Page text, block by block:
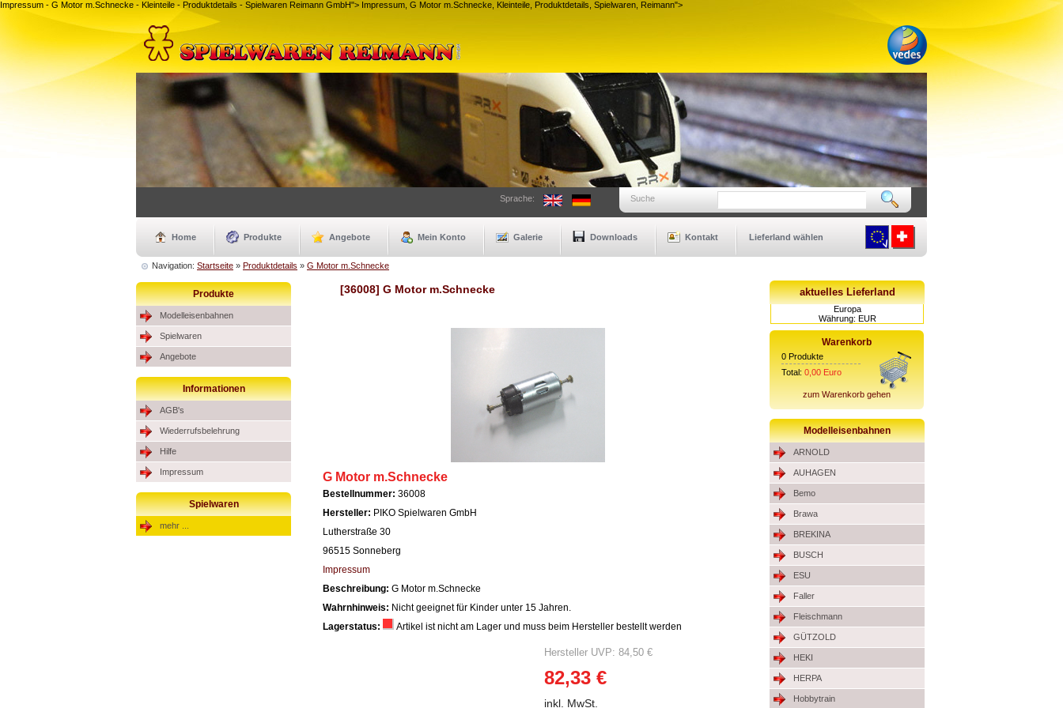
Impressum - G Motor m.Schnecke - Kleinteile - Produktdetails - Spielwaren Reimann GmbH"> Impressum, G Motor m.Schnecke, Kleinteile, Produktdetails, Spielwaren, Reimann">
Suche
Sprache:
Home Produkte Angebote Mein Konto Galerie Downloads Kontakt Lieferland wählen
Navigation: Startseite » Produktdetails » G Motor m.Schnecke
Produkte
Modelleisenbahnen
Spielwaren
Angebote
Informationen
AGB's
Wiederrufsbelehrung
Hilfe
Impressum
Spielwaren
mehr ...
[36008] G Motor m.Schnecke
G Motor m.Schnecke
Bestellnummer: 36008
Hersteller: PIKO Spielwaren GmbH
Lutherstraße 30
96515 Sonneberg
Impressum
Beschreibung: G Motor m.Schnecke
Wahrnhinweis: Nicht geeignet für Kinder unter 15 Jahren.
Lagerstatus:
Artikel ist nicht am Lager und muss beim Hersteller bestellt werden
Hersteller UVP: 84,50 €
82,33 €
inkl. MwSt.
aktuelles Lieferland
Europa
Währung: EUR
Warenkorb
0 Produkte
Total: 0,00 Euro
zum Warenkorb gehen
Modelleisenbahnen
ARNOLD
AUHAGEN
Bemo
Brawa
BREKINA
BUSCH
ESU
Faller
Fleischmann
GÜTZOLD
HEKI
HERPA
Hobbytrain